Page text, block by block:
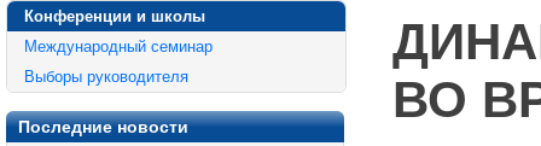
Конференции и школы
Международный семинар
Выборы руководителя
Последние новости
ВО